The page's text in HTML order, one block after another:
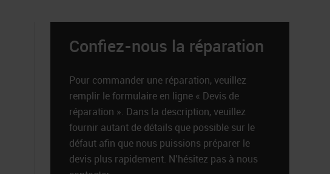
Confiez-nous la réparation
Pour commander une réparation, veuillez
remplir le formulaire en ligne « Devis de
réparation ». Dans la description, veuillez
fournir autant de détails que possible sur le
défaut afin que nous puissions préparer le
devis plus rapidement. N’hésitez pas à nous